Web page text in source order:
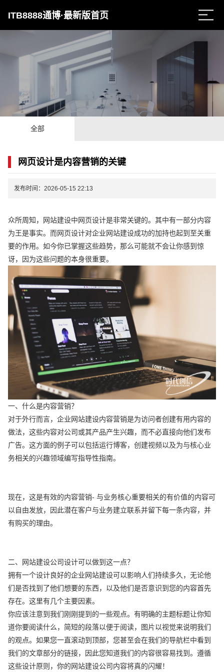
ITB8888通博·最新版首页
全部
网页设计是内容营销的关键
发布时间：2026-05-15 22:13
众所周知，网站建设中网页设计是非常关键的。其中有一部分内容
为王是事实。而网页设计对企业网站建设成功的加持也起到至关重
要的作用。如今你已掌握这些趋势，那么可能就不会让你感到惊
讶，因为这些问题的本身很重要。
一、什么是内容营销？
对于外行而言，企业网站建设内容营销是为访问者创建有用内容的
做法，这些内容对公司或其产品产生兴趣，而不必直接向他们发布
广告。这方面的例子可以包括运行博客，创建视频以及为与核心业
务相关的兴趣领域编写指导性指南。
现在，这是有效的内容营销- 与业务核心重要相关的有价值的内容可
以自由发放，因此潜在客户与业务建立联系并留下每一条内容，并
有购买的理由。
二、网站建设公司设计可以做到这一点？
拥有一个设计良好的企业网站建设可以影响人们持续多久，无论他
们是否找到了他们想要的东西，以及他们是否意识到您的内容首先
存在。这里有几个主要因素。
你应该注意到我们刚刚提到的一些观点。有明确的主题标题让你知
道你要阅读什么，简短的段落以便于阅读，图片以视觉来说明我们
的观点。如果您一直滚动到顶部，您甚至会在我们的导航栏中看到
我们的文章部分的链接，因此您知道我们的内容很容易找到。遵循
这些设计原则，你的网站建设公司内容将真的闪耀！